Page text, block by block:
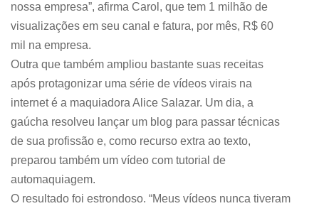
nossa empresa”, afirma Carol, que tem 1 milhão de
visualizações em seu canal e fatura, por mês, R$ 60
mil na empresa.
Outra que também ampliou bastante suas receitas
após protagonizar uma série de vídeos virais na
internet é a maquiadora Alice Salazar. Um dia, a
gaúcha resolveu lançar um blog para passar técnicas
de sua profissão e, como recurso extra ao texto,
preparou também um vídeo com tutorial de
automaquiagem.
O resultado foi estrondoso. “Meus vídeos nunca tiveram